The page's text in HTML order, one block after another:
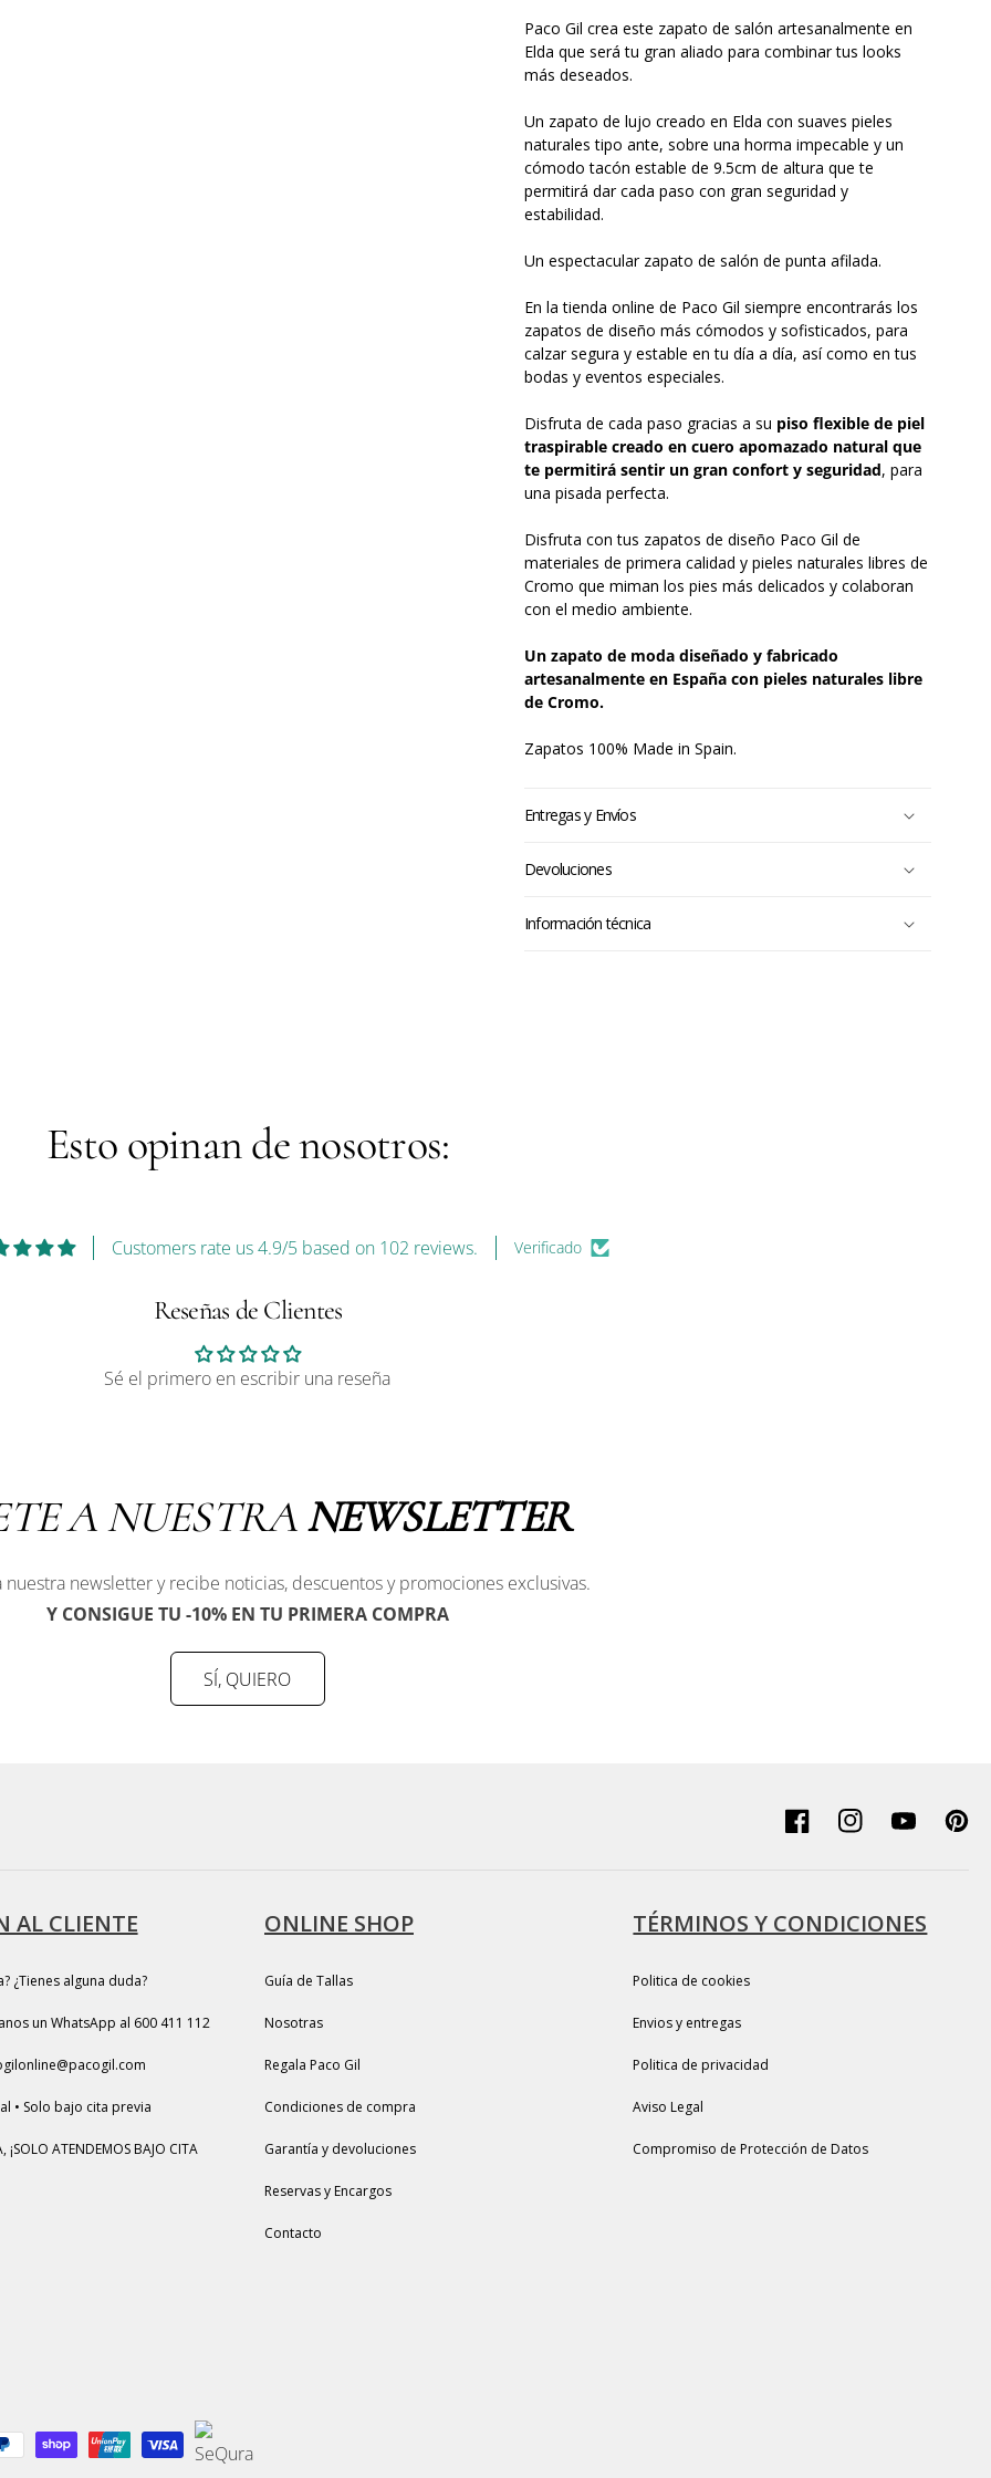
Paco Gil crea este zapato de salón artesanalmente en
Elda que será tu gran aliado para combinar tus looks
más deseados.
Un zapato de lujo creado en Elda con suaves pieles
naturales tipo ante, sobre una horma impecable y un
cómodo tacón estable de 9.5cm de altura que te
permitirá dar cada paso con gran seguridad y
estabilidad.
Un espectacular zapato de salón de punta afilada.
En la tienda online de Paco Gil siempre encontrarás los
zapatos de diseño más cómodos y sofisticados, para
calzar segura y estable en tu día a día, así como en tus
bodas y eventos especiales.
Disfruta de cada paso gracias a su piso flexible de piel
traspirable creado en cuero apomazado natural que
te permitirá sentir un gran confort y seguridad, para
una pisada perfecta.
Disfruta con tus zapatos de diseño Paco Gil de
materiales de primera calidad y pieles naturales libres de
Cromo que miman los pies más delicados y colaboran
con el medio ambiente.
Un zapato de moda diseñado y fabricado
artesanalmente en España con pieles naturales libre
de Cromo.
Zapatos 100% Made in Spain.
Entregas y Envíos
Devoluciones
Información técnica
Esto opinan de nosotros:
Customers rate us 4.9/5 based on 102 reviews. Verificado
Reseñas de Clientes
Sé el primero en escribir una reseña
A NUESTRANEWSLETTER
nuestra newsletter y recibe noticias, descuentos y promociones exclusivas.
Y CONSIGUE TU -10% EN TU PRIMERA COMPRA
SÍ, QUIERO
FacebookInstagramYouTube
AL CLIENTE
¿Tienes alguna duda?
un WhatsApp al 600 411 112
• Solo bajo cita previa
¡SOLO ATENDEMOS BAJO CITA
ONLINE SHOP
Guía de Tallas
Nosotras
Regala Paco Gil
Condiciones de compra
Garantía y devoluciones
Reservas y Encargos
Contacto
TÉRMINOS Y CONDICIONES
Politica de cookies
Envios y entregas
Politica de privacidad
Aviso Legal
Compromiso de Protección de Datos